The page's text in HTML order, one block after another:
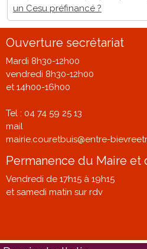
un Cesu préfinancé ?
Ouverture secrétariat
Mardi 8h30-12h00
vendredi 8h30-12h00
et 14h00-16h00
Tel : 04 74 59 25 13
mail
mairie.couretbuis@entre-
Permanence du Maire et
Vendredi de 17h15 à 19h15
et samedi matin sur rdv